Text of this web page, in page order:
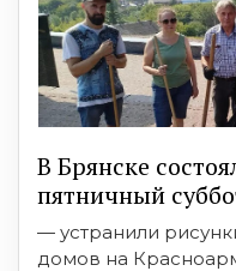
В Брянске
пятничный
— устранили
домов на